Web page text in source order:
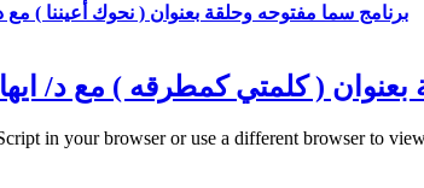
برنامج سما مفتوحه وحلقة بعنوان ( نحوك أعيننا ) مع د/ ايهاب
( كلمتي كمطرقه ) مع د/ ايهاب طلعت 10
in your browser or use a different browser to